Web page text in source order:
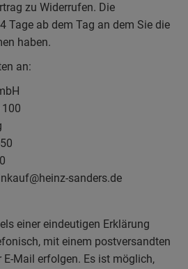
zu Widerrufen. Die
Tage ab dem Tag an dem Sie die
haben.
an:
100
sanders.de
einer eindeutigen Erklärung
mit einem postversandten
E-Mail erfolgen. Es ist möglich,